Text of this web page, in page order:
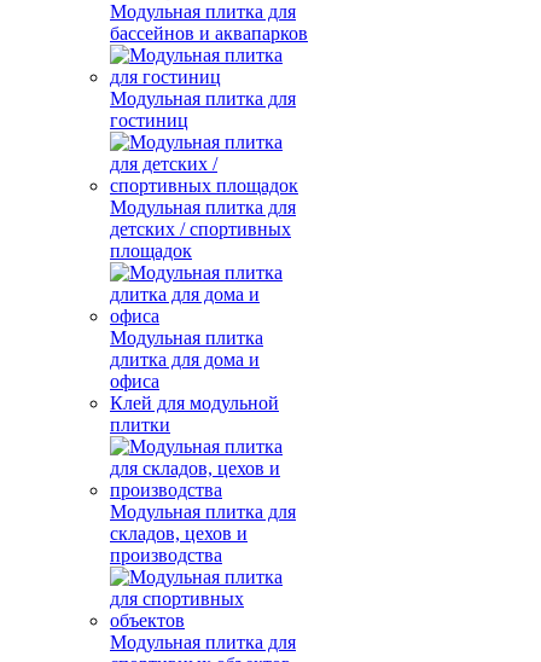
Модульная плитка для
бассейнов и аквапарков
Модульная плитка для
гостиниц
Модульная плитка для
детских / спортивных
площадок
Модульная плитка
длитка для дома и
офиса
Клей для модульной
плитки
Модульная плитка для
складов, цехов и
производства
Модульная плитка для